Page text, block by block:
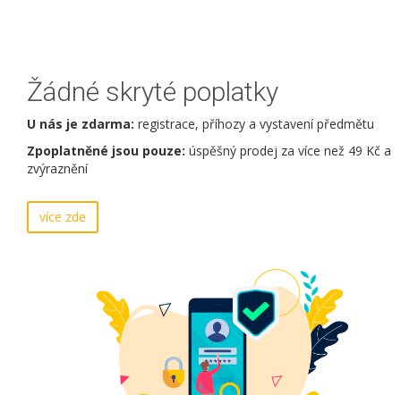
Žádné skryté poplatky
U nás je zdarma: registrace, příhozy a vystavení předmětu
Zpoplatněné jsou pouze: úspěšný prodej za více než 49 Kč a
zvýraznění
více zde